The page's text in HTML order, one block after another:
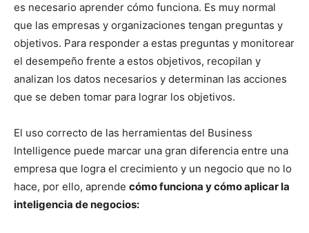
es necesario aprender cómo funciona. Es muy normal
que las empresas y organizaciones tengan preguntas y
objetivos. Para responder a estas preguntas y monitorear
el desempeño frente a estos objetivos, recopilan y
analizan los datos necesarios y determinan las acciones
que se deben tomar para lograr los objetivos.
El uso correcto de las herramientas del Business
Intelligence puede marcar una gran diferencia entre una
empresa que logra el crecimiento y un negocio que no lo
hace, por ello, aprende cómo funciona y cómo aplicar la
inteligencia de negocios: